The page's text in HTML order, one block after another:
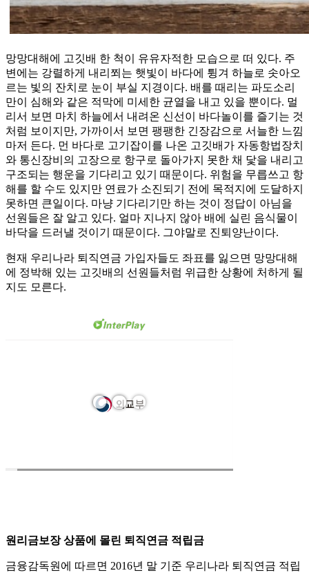
망망대해에 고깃배 한 척이 유유자적한 모습으로 떠 있다. 주
변에는 강렬하게 내리쬐는 햇빛이 바다에 튕겨 하늘로 솟아오
르는 빛의 잔치로 눈이 부실 지경이다. 배를 때리는 파도소리
만이 심해와 같은 적막에 미세한 균열을 내고 있을 뿐이다. 멀
리서 보면 마치 하늘에서 내려온 신선이 바다놀이를 즐기는 것
처럼 보이지만, 가까이서 보면 팽팽한 긴장감으로 서늘한 느낌
마저 든다. 먼 바다로 고기잡이를 나온 고깃배가 자동항법장치
와 통신장비의 고장으로 항구로 돌아가지 못한 채 닻을 내리고
구조되는 행운을 기다리고 있기 때문이다. 위험을 무릅쓰고 항
해를 할 수도 있지만 연료가 소진되기 전에 목적지에 도달하지
못하면 큰일이다. 마냥 기다리기만 하는 것이 정답이 아님을
선원들은 잘 알고 있다. 얼마 지나지 않아 배에 실린 음식물이
바닥을 드러낼 것이기 때문이다. 그야말로 진퇴양난이다.
현재 우리나라 퇴직연금 가입자들도 좌표를 잃으면 망망대해
에 정박해 있는 고깃배의 선원들처럼 위급한 상황에 처하게 될
지도 모른다.
원리금보장 상품에 몰린 퇴직연금 적립금
금융감독원에 따르면 2016년 말 기준 우리나라 퇴직연금 적립